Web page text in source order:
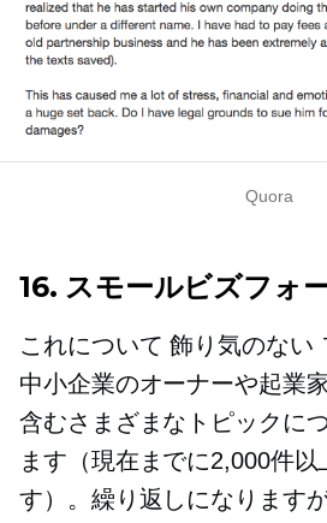
Quora
16. スモールビズフォ
これについて飾り気のない
中小企業のオーナーや起業
含むさまざまなトピックに
ます（現在までに2,000件以
す）。繰り返しになります